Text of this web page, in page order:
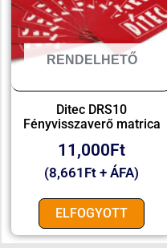
RENDELHETŐ
Ditec DRS10
Fényvisszaverő matrica
11,000Ft
(8,661 Ft + ÁFA)
ELFOGYOTT